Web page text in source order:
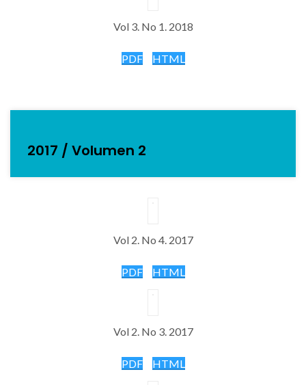
Vol 3. No 1. 2018
PDF HTML
2017 / Volumen 2
Vol 2. No 4. 2017
PDF HTML
Vol 2. No 3. 2017
PDF HTML